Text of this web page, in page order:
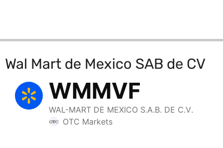
Wal Mart de Mexico SAB de CV